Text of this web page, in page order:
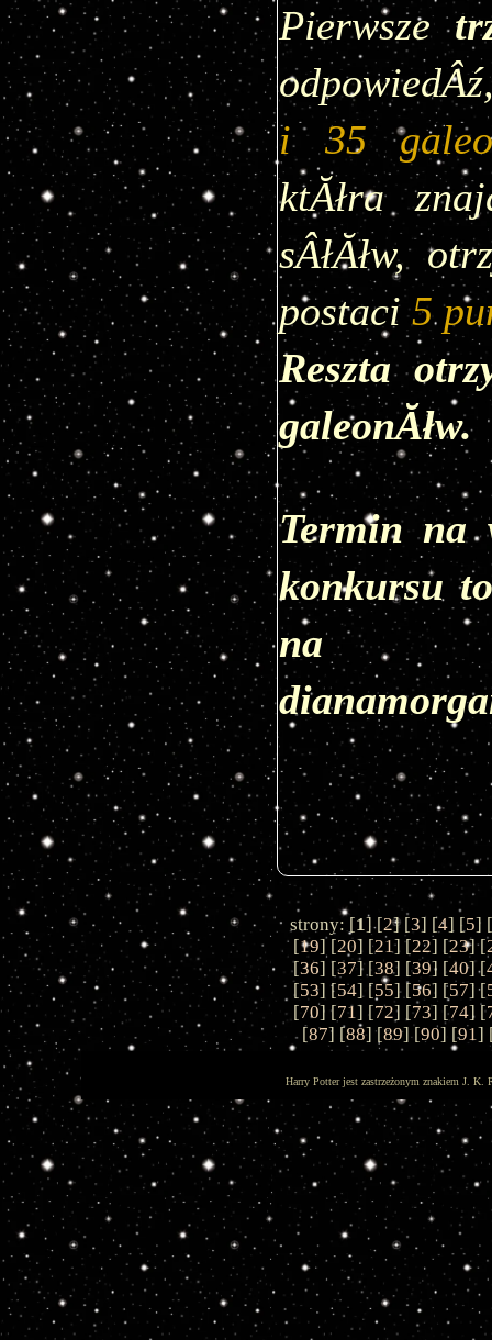
Pierwsze
i 35
ktĂłra
sÂłĂłw,
postaci 5
Reszta
galeonĂłw.
Termin na
konkursu
strony: [1] [2] [3] [4] [5] [
[19] [20] [21] [22] [23] [
[36] [37] [38] [39] [40] [
[53] [54] [55] [56] [57] [
[70] [71] [72] [73] [74] [
[87] [88] [89] [90] [91]
Harry Potter jest zastrzeżonym znakiem J. K.